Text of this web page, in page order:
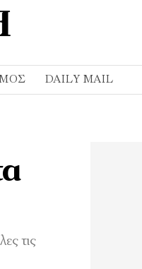
DAILY MAIL
τις